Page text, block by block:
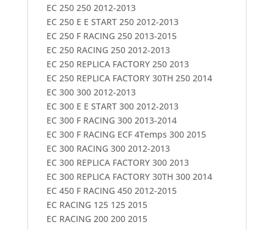
EC 250 250 2012-2013
EC 250 E E START 250 2012-2013
EC 250 F RACING 250 2013-2015
EC 250 RACING 250 2012-2013
EC 250 REPLICA FACTORY 250 2013
EC 250 REPLICA FACTORY 30TH 250 2014
EC 300 300 2012-2013
EC 300 E E START 300 2012-2013
EC 300 F RACING 300 2013-2014
EC 300 F RACING ECF 4Temps 300 2015
EC 300 RACING 300 2012-2013
EC 300 REPLICA FACTORY 300 2013
EC 300 REPLICA FACTORY 30TH 300 2014
EC 450 F RACING 450 2012-2015
EC RACING 125 125 2015
EC RACING 200 200 2015